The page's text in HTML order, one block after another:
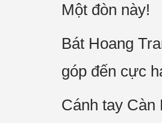
Một đòn này!
Bát Hoang
góp đến cực
Cánh tay Càn